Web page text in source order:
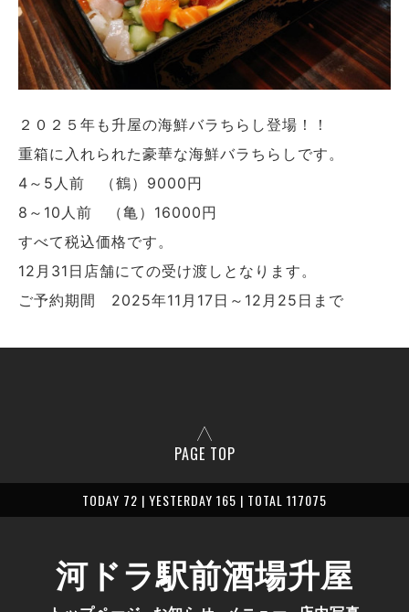
２０２５年も升屋の海鮮バラちらし登場！！
重箱に入れられた豪華な海鮮バラちらしです。
4～5人前 （鶴）9000円
8～10人前 （亀）16000円
すべて税込価格です。
12月31日店舗にての受け渡しとなります。
ご予約期間 2025年11月17日～12月25日まで
PAGE TOP
TODAY 72 | YESTERDAY 165 | TOTAL 117075
河ドラ駅前酒場升屋